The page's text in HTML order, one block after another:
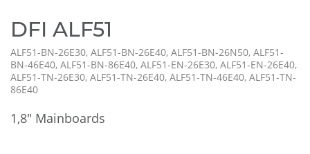
DFI ALF51
ALF51-BN-26E30, ALF51-BN-26E40, ALF51-BN-26N50, ALF51-
BN-46E40, ALF51-BN-86E40, ALF51-EN-26E30, ALF51-EN-26E40,
ALF51-TN-26E30, ALF51-TN-26E40, ALF51-TN-46E40, ALF51-TN-
86E40
1,8" Mainboards